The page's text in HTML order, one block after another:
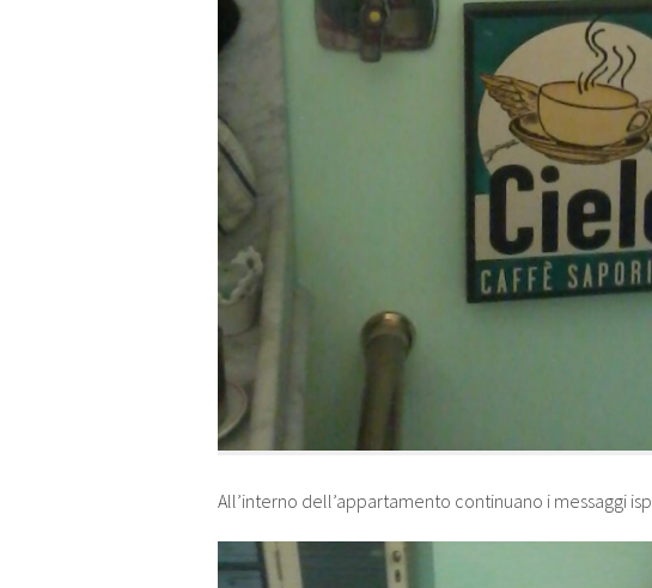
All’interno dell’appartamento continuano i messaggi